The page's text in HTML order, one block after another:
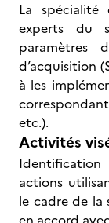
La
experts du
paramètres
d’acquisition
à les
etc.).
Activités
Identification
actions
le cadre de la